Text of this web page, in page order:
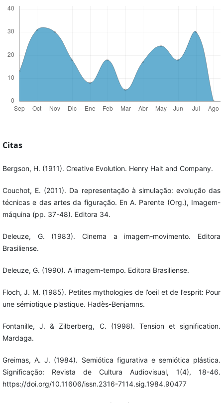
Citas
Bergson, H. (1911). Creative Evolution. Henry Halt and Company.
Couchot, E. (2011). Da representação à simulação: evolução das
técnicas e das artes da figuração. En A. Parente (Org.), Imagem-
máquina (pp. 37-48). Editora 34.
Deleuze, G. (1983). Cinema a imagem-movimento. Editora
Brasiliense.
Deleuze, G. (1990). A imagem-tempo. Editora Brasiliense.
Floch, J. M. (1985). Petites mythologies de l’oeil et de l’esprit: Pour
une sémiotique plastique. Hadès-Benjamns.
Fontanille, J. & Zilberberg, C. (1998). Tension et signification.
Mardaga.
Greimas, A. J. (1984). Semiótica figurativa e semiótica plástica.
Significação: Revista de Cultura Audiovisual, 1(4), 18-46.
https://doi.org/10.11606/issn.2316-7114.sig.1984.90477